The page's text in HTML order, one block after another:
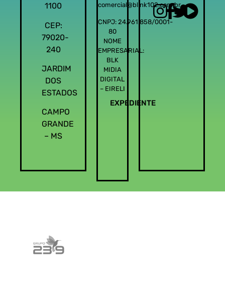
1100
CEP:
79020-
240
JARDIM
DOS
ESTADOS
CAMPO
GRANDE
– MS
comercial@blink102.com.br
CNPJ: 24.961.858/0001-
80
NOME
EMPRESARIAL:
BLK
MIDIA
DIGITAL
– EIRELI
EXPEDIENTE